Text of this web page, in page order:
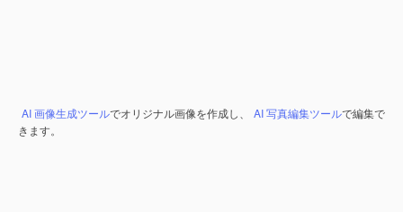
AI 画像生成ツールでオリジナル画像を作成し、 AI 写真編集ツールで編集で
きます。